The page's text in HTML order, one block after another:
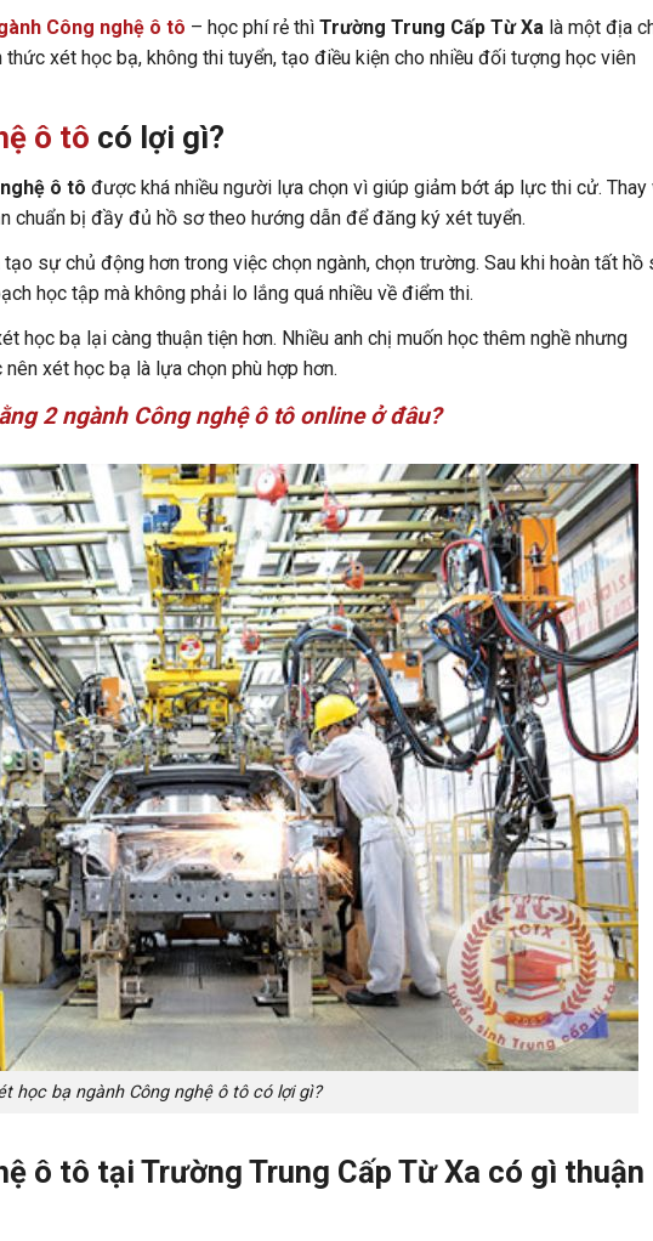
Công nghệ ô tô – học phí rẻ thìTrường Trung Cấp Từ Xa là một địa
xét học bạ, không thi tuyển, tạo điều kiện cho nhiều đối tượng học viên
ô tô có lợi gì?
ô tô được khá nhiều người lựa chọn vì giúp giảm bớt áp lực thi cử. Thay
chuẩn bị đầy đủ hồ sơ theo hướng dẫn để đăng ký xét tuyển.
sự chủ động hơn trong việc chọn ngành, chọn trường. Sau khi hoàn tất hồ
học tập mà không phải lo lắng quá nhiều về điểm thi.
học bạ lại càng thuận tiện hơn. Nhiều anh chị muốn học thêm nghề nhưng
xét học bạ là lựa chọn phù hợp hơn.
2 ngành Công nghệ ô tô online ở đâu?
học bạ ngành Công nghệ ô tô có lợi gì?
ô tô tại Trường Trung Cấp Từ Xa có gì thuận